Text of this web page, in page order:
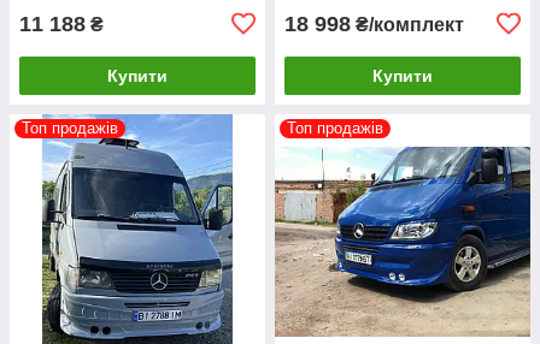
11 188 ₴
Купити
18 998 ₴/комплект
Купити
Топ продажів Топ продажів